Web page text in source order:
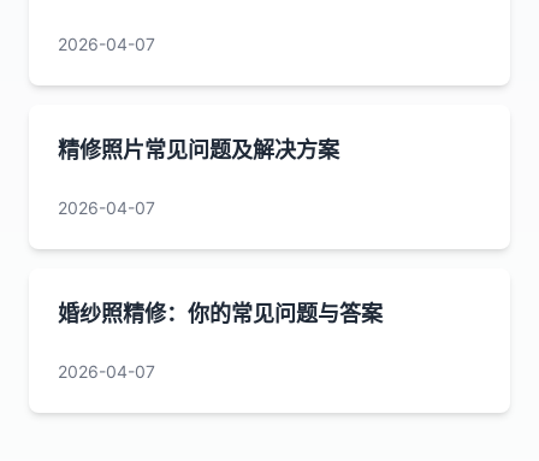
2026-04-07
精修照片常见问题及解决方案
2026-04-07
婚纱照精修：你的常见问题与答案
2026-04-07